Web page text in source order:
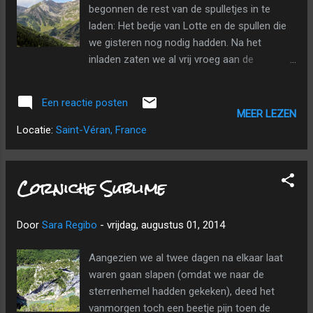
terwijl Wim en ik spaghetti maakten. We
keken nog een beetje op de kaart en
stippelden al een wandeling uit voor morgen.
Fête des traditions et des métie...
begonnen de rest van de spulletjes in te
laden: Het bedje van Lotte en de spullen die
we gisteren nog nodig hadden. Na het
inladen zaten we al vrij vroeg aan de
Laetitia. We betaalden (bijna €350 te weinig)
en kregen nog wat koekjes en lavendelolie.
de Belgen en vertrokken richting Saint-Véran.
reden opnieuw richting Rougon en deze keer
We passeerden langs een mooi meertje
konden zien. In Castellane gingen we tanken,
maar het was heel druk zodat we lang
moesten aanschuiven. We reden over de Col
Een reactie posten
Locatie: Saint-Véran, France
MEER LEZEN
Corniche Sublime
Door Sara Regibo - vrijdag, augustus 01, 2014
Aangezien we al twee dagen na elkaar laat
waren gaan slapen (omdat we naar de
sterrenhemel hadden gekeken), deed het
vanmorgen toch een beetje pijn toen de